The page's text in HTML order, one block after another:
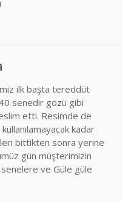
ilk başta tereddüt
senedir gözü gibi
etti. Resimde de
kadar
bittikten sonra yerine
gün müşterimizin
ve Güle güle